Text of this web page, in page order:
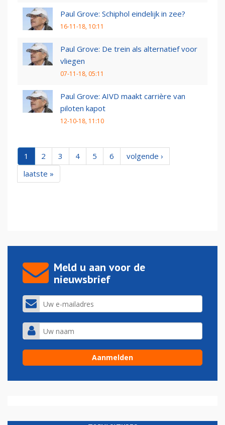
Paul Grove: Schiphol eindelijk in zee?
16-11-18, 10:11
Paul Grove: De trein als alternatief voor
vliegen
07-11-18, 05:11
Paul Grove: AIVD maakt carrière van
piloten kapot
12-10-18, 11:10
1 2 3 4 5 6
volgende ›
laatste »
Meld u aan voor de
nieuwsbrief